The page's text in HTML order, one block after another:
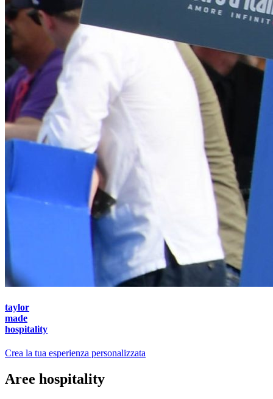
taylor
made
hospitality
Crea la tua esperienza personalizzata
Aree hospitality